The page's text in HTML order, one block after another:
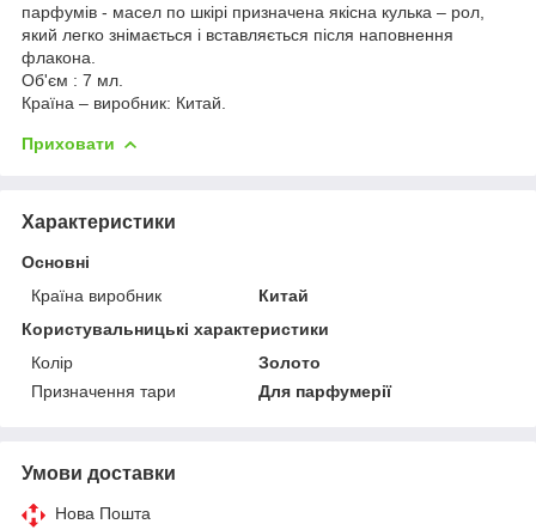
парфумів - масел по шкірі призначена якісна кулька – рол,
який легко знімається і вставляється після наповнення
флакона.
Об'єм : 7 мл.
Країна – виробник: Китай.
Приховати
Характеристики
Основні
Країна виробник
Китай
Користувальницькі характеристики
Колір
Золото
Призначення тари
Для парфумерії
Умови доставки
Нова Пошта